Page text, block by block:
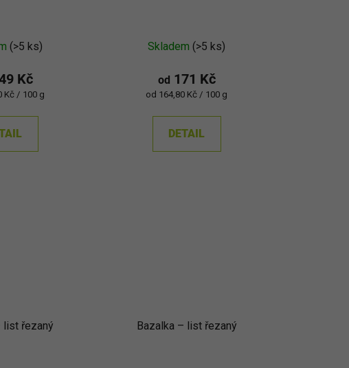
hodnocení
produktu
je
z
(>5 ks)
Kč
Kč / 100 g
Skladem(>5 ks)
od 171 Kč
Měrná
od 164,80 Kč / 100 g
DETAIL
list řezaný Bazalka – list řezaný